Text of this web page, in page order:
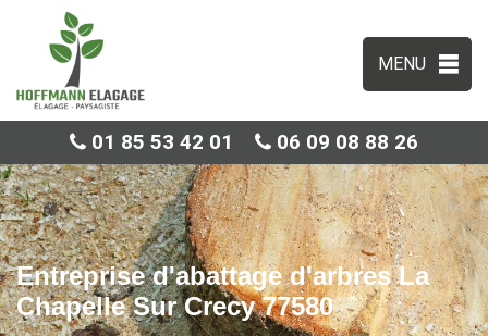
MENU
01 85 53 42 01 06 09 08 88 26
Entreprise d'abattage d'arbres La
Chapelle Sur Crecy 77580